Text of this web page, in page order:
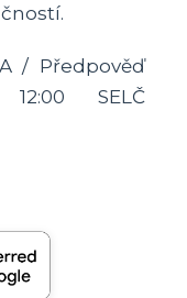
/ Předpověď
SELČ